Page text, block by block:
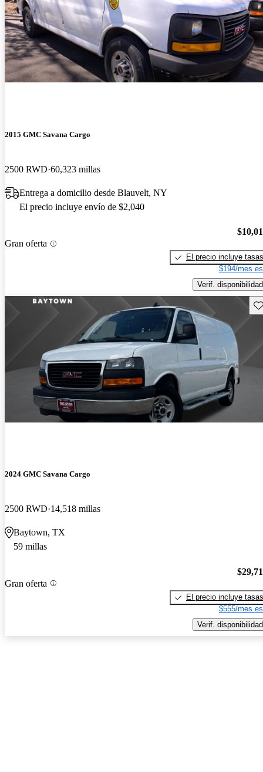
2015 GMC Savana Cargo
2500 RWD 60,323 millas
Entrega a domicilio desde Blauvelt, NY
El precio incluye envío de $2,040
Gran oferta
El precio incluye tasas
$194/mes
Verif. disponibilidad
2024 GMC Savana Cargo
2500 RWD 14,518 millas
Baytown, TX
59 millas
Gran oferta
El precio incluye tasas
$555/mes
Verif. disponibilidad